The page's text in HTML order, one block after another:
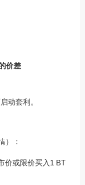
价差
动套利。
）：
价或限价买入1 BT